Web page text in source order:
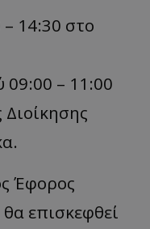
14:30 στο
09:00 – 11:00
Έφορος
επισκεφθεί